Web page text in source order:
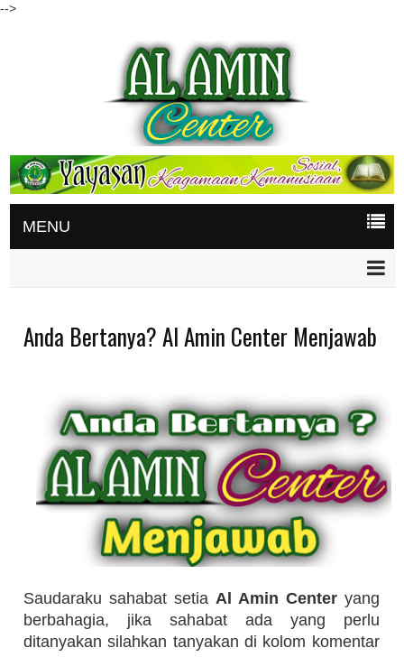
-->
MENU
Anda Bertanya? Al Amin Center Menjawab
Saudaraku sahabat setia Al Amin Centeryang
berbahagia, jika sahabat ada yang perlu
ditanyakan silahkan tanyakan di kolom komentar